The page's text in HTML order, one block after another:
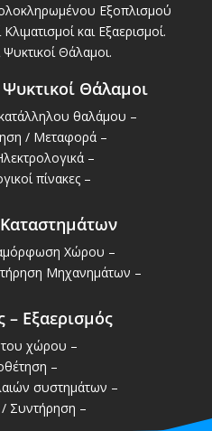
Εξοπλισμού
και Εξαερισμοί.
Ψυκτικοί Θάλαμοι.
Θάλαμοι
θαλάμου –
/ Μεταφορά –
–
πίνακες –
Χώρου –
Μηχανημάτων –
– Εξαερισμός
χώρου –
–
συστημάτων –
Συντήρηση –